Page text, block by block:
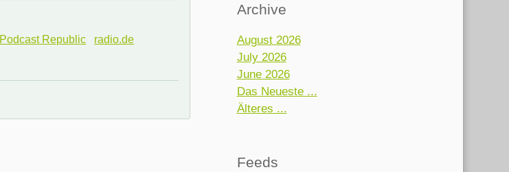
Podcast Republic
radio.de
Archive
August 2026
July 2026
June 2026
Das Neueste ...
Älteres ...
Feeds